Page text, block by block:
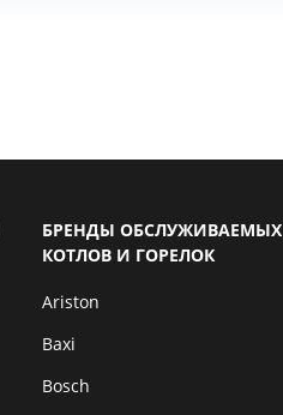
БРЕНДЫ ОБСЛУЖИВАЕМЫХ
КОТЛОВ И ГОРЕЛОК
Ariston
Baxi
Bosch